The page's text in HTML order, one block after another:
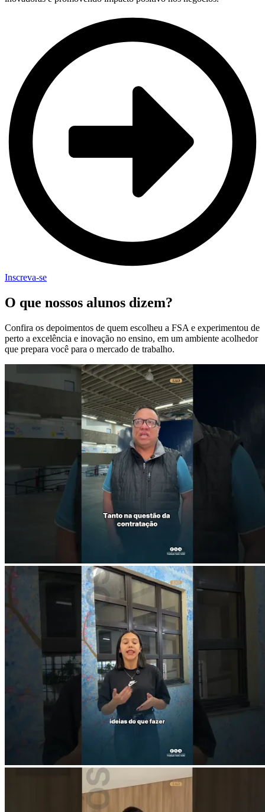
Inscreva-se
O que nossos alunos dizem?
Confira os depoimentos de quem escolheu a FSA e experimentou de
perto a excelência e inovação no ensino, em um ambiente acolhedor
que prepara você para o mercado de trabalho.